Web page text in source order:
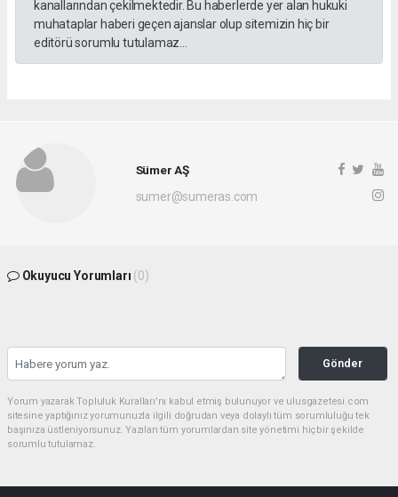
kanallarından çekilmektedir. Bu haberlerde yer alan hukuki
muhataplar haberi geçen ajanslar olup sitemizin hiç bir
editörü sorumlu tutulamaz...
Sümer AŞ
sumer@sumeras.com
Okuyucu Yorumları (0)
Gönder
Yorum yazarak Topluluk Kuralları’nı kabul etmiş bulunuyor ve ulusgazetesi.com
sitesine yaptığınız yorumunuzla ilgili doğrudan veya dolaylı tüm sorumluluğu tek
başınıza üstleniyorsunuz. Yazılan tüm yorumlardan site yönetimi hiçbir şekilde
sorumlu tutulamaz.